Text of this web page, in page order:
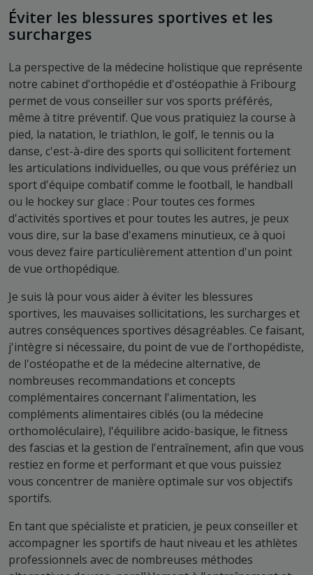
Éviter les blessures sportives et les
surcharges
La perspective de la médecine holistique que représente
notre cabinet d'orthopédie et d'ostéopathie à Fribourg
permet de vous conseiller sur vos sports préférés,
même à titre préventif. Que vous pratiquiez la course à
pied, la natation, le triathlon, le golf, le tennis ou la
danse, c'est-à-dire des sports qui sollicitent fortement
les articulations individuelles, ou que vous préfériez un
sport d'équipe combatif comme le football, le handball
ou le hockey sur glace : Pour toutes ces formes
d'activités sportives et pour toutes les autres, je peux
vous dire, sur la base d'examens minutieux, ce à quoi
vous devez faire particulièrement attention d'un point
de vue orthopédique.
Je suis là pour vous aider à éviter les blessures
sportives, les mauvaises sollicitations, les surcharges et
autres conséquences sportives désagréables. Ce faisant,
j'intègre si nécessaire, du point de vue de l'orthopédiste,
de l'ostéopathe et de la médecine alternative, de
nombreuses recommandations et concepts
complémentaires concernant l'alimentation, les
compléments alimentaires ciblés (ou la médecine
orthomoléculaire), l'équilibre acido-basique, le fitness
des fascias et la gestion de l'entraînement, afin que vous
restiez en forme et performant et que vous puissiez
vous concentrer de manière optimale sur vos objectifs
sportifs.
En tant que spécialiste et praticien, je peux conseiller et
accompagner les sportifs de haut niveau et les athlètes
professionnels avec de nombreuses méthodes